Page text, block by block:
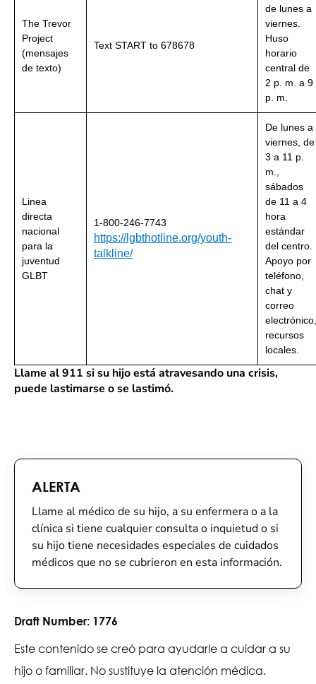
The Trevor
Project
(mensajes
de texto)
Text START to 678678
de lunes a
viernes.
Huso
horario
central de
2 p. m. a 9
p. m.
Linea
directa
nacional
para la
juventud
GLBT
1-800-246-7743
https://lgbthotline.org/youth-
talkline/
De lunes a
viernes, de
3 a 11 p.
m.,
sábados
de 11 a 4
hora
estándar
del centro.
Apoyo por
teléfono,
chat y
correo
electrónico,
recursos
locales.
Llame al 911 si su hijo está atravesando una crisis,
puede lastimarse o se lastimó.
ALERTA
Llame al médico de su hijo, a su enfermera o a la
clínica si tiene cualquier consulta o inquietud o si
su hijo tiene necesidades especiales de cuidados
médicos que no se cubrieron en esta información.
Draft Number: 1776
Este contenido se creó para ayudarle a cuidar a su
hijo o familiar. No sustituye la atención médica.